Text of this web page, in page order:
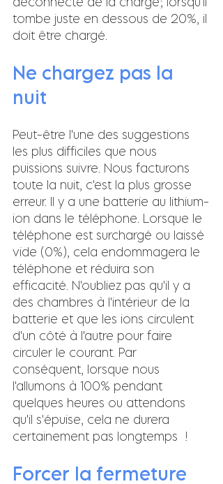
tombe juste en dessous de 20%, il
doit être chargé.
Ne chargez pas la
nuit
Peut-être l'une des suggestions
les plus difficiles que nous
puissions suivre. Nous facturons
toute la nuit, c'est la plus grosse
erreur. Il y a une batterie au lithium-
ion dans le téléphone. Lorsque le
téléphone est surchargé ou laissé
vide (0%), cela endommagera le
téléphone et réduira son
efficacité. N'oubliez pas qu'il y a
des chambres à l'intérieur de la
batterie et que les ions circulent
d'un côté à l'autre pour faire
circuler le courant. Par
conséquent, lorsque nous
l'allumons à 100% pendant
quelques heures ou attendons
qu'il s'épuise, cela ne durera
certainement pas longtemps  !
Forcer la fermeture